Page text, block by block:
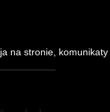
na stronie,